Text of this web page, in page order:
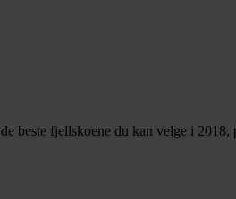
beste fjellskoene du kan velge i